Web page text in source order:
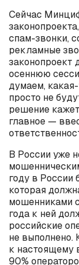
Сейчас
спам-звонки,
рекламные
законопроект
осеннюю
думаем,
просто не
решение
главное —
В России уже
году в России
которая
мошенниками
года к ней
российские
не
к настоящему
90%